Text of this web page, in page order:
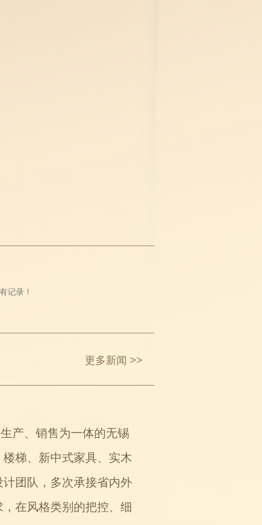
记录！
更多新闻 >>
产、销售为一体的无锡
梯、新中式家具、实木
团队，多次承接省内外
在风格类别的把控、细